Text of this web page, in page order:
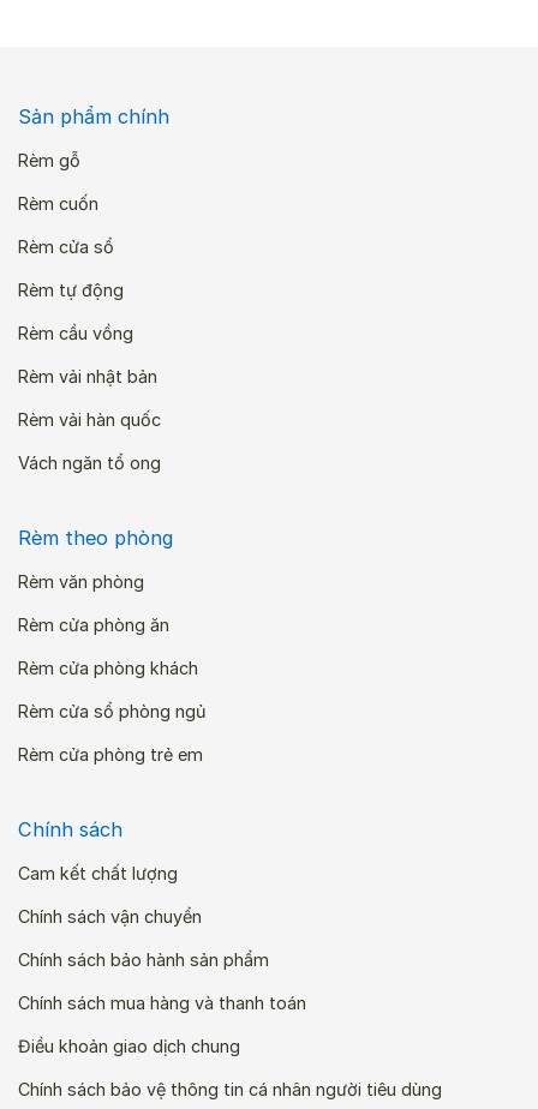
Sản phẩm chính
Rèm gỗ
Rèm cuốn
Rèm cửa sổ
Rèm tự động
Rèm cầu vồng
Rèm vải nhật bản
Rèm vải hàn quốc
Vách ngăn tổ ong
Rèm theo phòng
Rèm văn phòng
Rèm cửa phòng ăn
Rèm cửa phòng khách
Rèm cửa sổ phòng ngủ
Rèm cửa phòng trẻ em
Chính sách
Cam kết chất lượng
Chính sách vận chuyển
Chính sách bảo hành sản phẩm
Chính sách mua hàng và thanh toán
Điều khoản giao dịch chung
Chính sách bảo vệ thông tin cá nhân người tiêu dùng